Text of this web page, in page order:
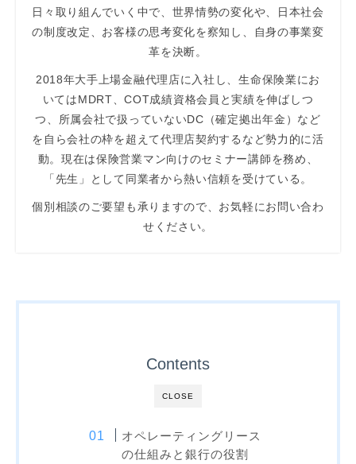
日々取り組んでいく中で、世界情勢の変化や、日本社会
の制度改定、お客様の思考変化を察知し、自身の事業変
革を決断。
2018年大手上場金融代理店に入社し、生命保険業にお
いてはMDRT、COT成績資格会員と実績を伸ばしつ
つ、所属会社で扱っていないDC（確定拠出年金）など
を自ら会社の枠を超えて代理店契約するなど勢力的に活
動。現在は保険営業マン向けのセミナー講師を務め、
「先生」として同業者から熱い信頼を受けている。
個別相談のご要望も承りますので、お気軽にお問い合わ
せください。
CLOSE
Contents
オペレーティングリース
の仕組みと銀行の役割